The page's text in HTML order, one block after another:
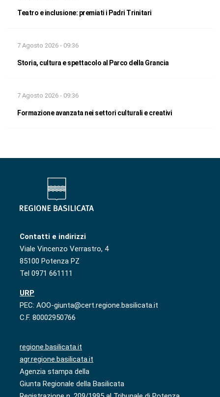
Teatro e inclusione: premiati i Padri Trinitari
7 Agosto 2026 - 09:36
Storia, cultura e spettacolo al Parco della Grancia
7 Agosto 2026 - 09:36
Formazione avanzata nei settori culturali e creativi
Contatti e indirizzi
Viale Vincenzo Verrastro, 4
85100 Potenza PZ
Tel 0971 661111
URP
PEC: AOO-giunta@cert.regione.basilicata.it
C.F. 80002950766
regione.basilicata.it
agr.regione.basilicata.it
Agenzia stampa della
Giunta Regionale della Basilicata